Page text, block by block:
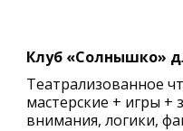
Клуб «Солнышко»
Театрализованное
мастерские + игры +
внимания, логики,